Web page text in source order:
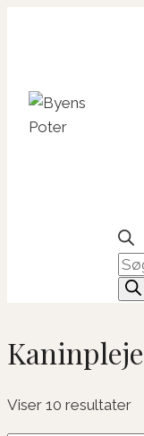
Viser 10 resultater